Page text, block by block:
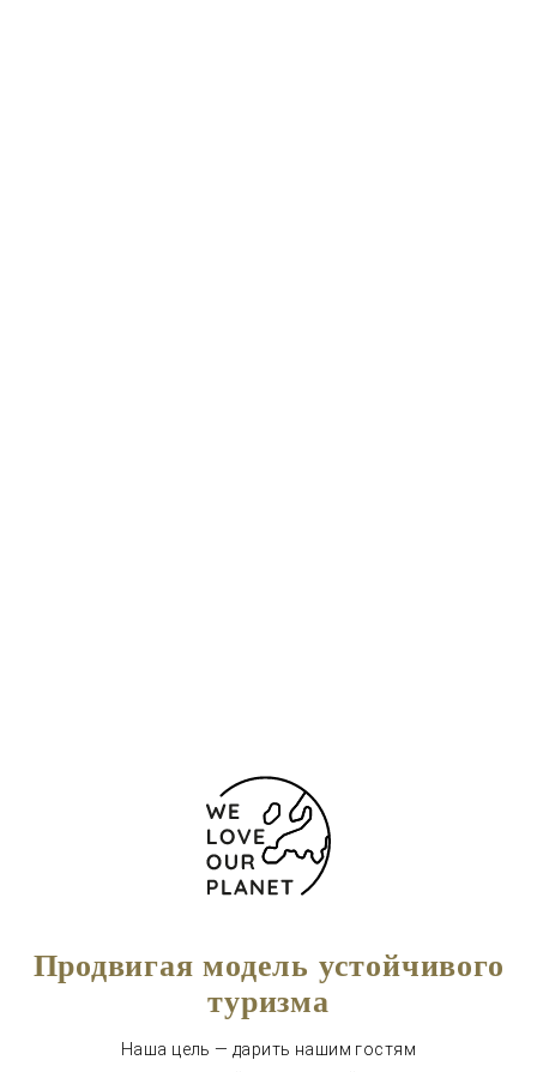
Продвигая модель устойчивого
туризма
Наша цель — дарить нашим гостям